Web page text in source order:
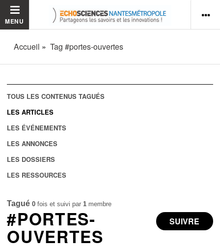
MENU
Accueil Tag #portes-ouvertes
TOUS LES CONTENUS TAGUÉS
LES ARTICLES
LES ÉVÉNEMENTS
LES ANNONCES
LES DOSSIERS
LES RESSOURCES
Tagué 0 fois et suivi par 1 membre
SUIVRE
#PORTES-
OUVERTES